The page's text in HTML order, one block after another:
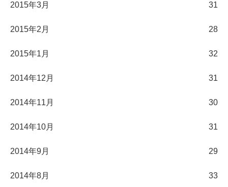
2015年3月 31
2015年2月 28
2015年1月 32
2014年12月 31
2014年11月 30
2014年10月 31
2014年9月 29
2014年8月 33